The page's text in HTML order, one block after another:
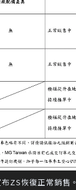
ZS恢復正常銷售。